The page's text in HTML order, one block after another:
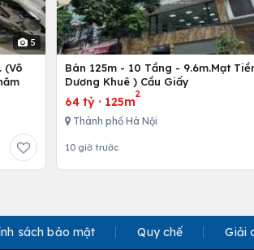
5
(Võ
Bán 125m - 10 Tầng - 9.6m.Mạt
Dương Khuê ) Cầu Giấy
64 tỷ· 125m
2
Thành phố Hà Nội
10 giờ trước
sách bảo mật Quy chế Giải